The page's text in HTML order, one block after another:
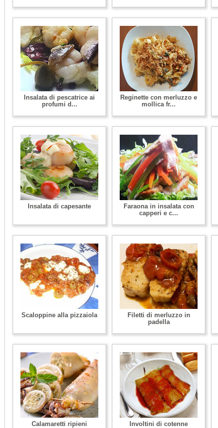
Insalata di pescatrice ai
profumi d...
Reginette con merluzzo e
mollica fr...
Insalata di capesante
Faraona in insalata con
capperi e c...
Scaloppine alla pizzaiola
Filetti di merluzzo in
padella
Calamaretti ripieni Involtini di cotenne